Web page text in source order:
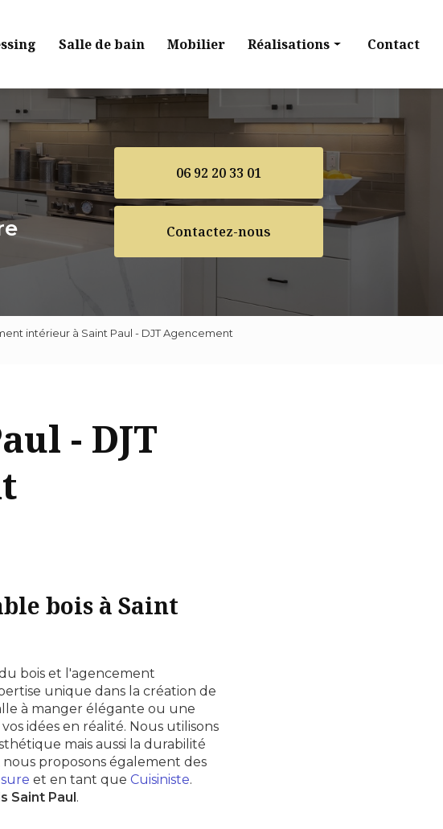
Salle de bain Mobilier Réalisations
Cuisine
Dressing
Contact
06 92 20 33 01
Contactez-nous
intérieur à Saint Paul - DJT Agencement
- DJT
bois à Saint
bois et l'agencement
unique dans la création de
à manger élégante ou une
idées en réalité. Nous utilisons
mais aussi la durabilité
nous proposons également des
et en tant que Cuisiniste.
Saint Paul .